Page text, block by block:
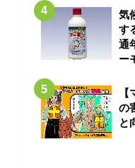
気
す
通
ー
の
と